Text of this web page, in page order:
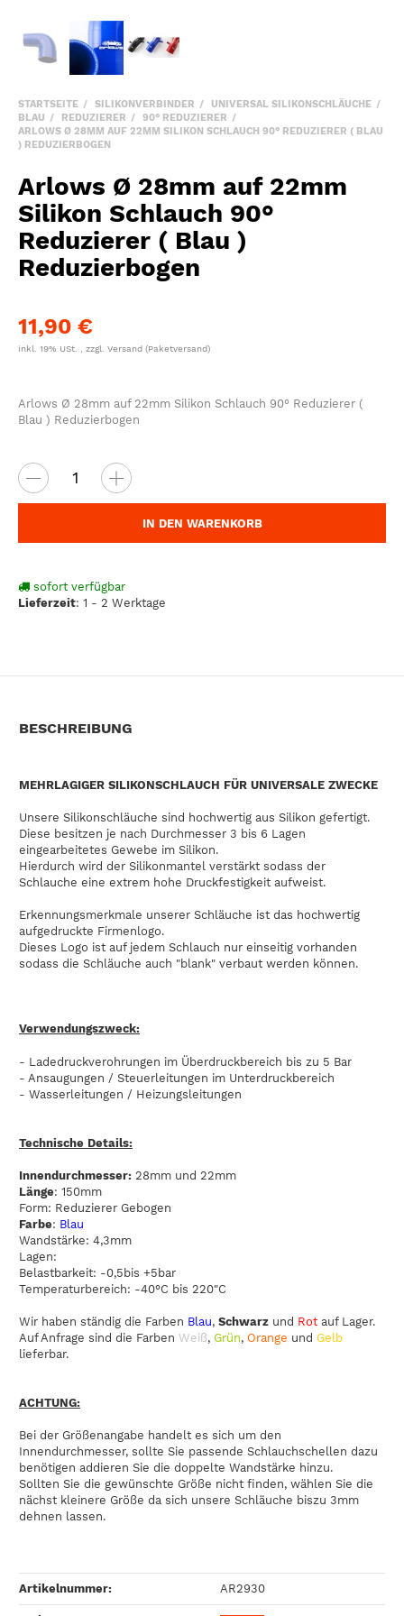
STARTSEITE SILIKONVERBINDER
UNIVERSAL SILIKONSCHLÄUCHE
BLAU
REDUZIERER
90° REDUZIERER
ARLOWS Ø 28MM AUF 22MM SILIKON SCHLAUCH 90° REDUZIERER ( BLAU
) REDUZIERBOGEN
Arlows Ø 28mm auf 22mm
Silikon Schlauch 90°
Reduzierer ( Blau )
Reduzierbogen
11,90 €
inkl. 19% USt. , zzgl. Versand (Paketversand)
Arlows Ø 28mm auf 22mm Silikon Schlauch 90° Reduzierer (
Blau ) Reduzierbogen
IN DEN WARENKORB
sofort verfügbar
Lieferzeit: 1 - 2 Werktage
BESCHREIBUNG
MEHRLAGIGER SILIKONSCHLAUCH FÜR UNIVERSALE ZWECKE
Unsere Silikonschläuche sind hochwertig aus Silikon gefertigt.
Diese besitzen je nach Durchmesser 3 bis 6 Lagen
eingearbeitetes Gewebe im Silikon.
Hierdurch wird der Silikonmantel verstärkt sodass der
Schlauche eine extrem hohe Druckfestigkeit aufweist.
Erkennungsmerkmale unserer Schläuche ist das hochwertig
aufgedruckte Firmenlogo.
Dieses Logo ist auf jedem Schlauch nur einseitig vorhanden
sodass die Schläuche auch "blank" verbaut werden können.
Verwendungszweck:
- Ladedruckverohrungen im Überdruckbereich bis zu 5 Bar
- Ansaugungen / Steuerleitungen im Unterdruckbereich
- Wasserleitungen / Heizungsleitungen
Technische Details:
Innendurchmesser: 28mm und 22mm
Länge: 150mm
Form: Reduzierer Gebogen
Farbe: Blau
Wandstärke: 4,3mm
Lagen:
Belastbarkeit: -0,5bis +5bar
Temperaturbereich: -40°C bis 220"C
Wir haben ständig die Farben Blau, Schwarz und Rot auf Lager.
Auf Anfrage sind die Farben Weiß, Grün, Orange und Gelb
lieferbar.
ACHTUNG:
Bei der Größenangabe handelt es sich um den
Innendurchmesser, sollte Sie passende Schlauchschellen dazu
benötigen addieren Sie die doppelte Wandstärke hinzu.
Sollten Sie die gewünschte Größe nicht finden, wählen Sie die
nächst kleinere Größe da sich unsere Schläuche biszu 3mm
dehnen lassen.
Artikelnummer: AR2930